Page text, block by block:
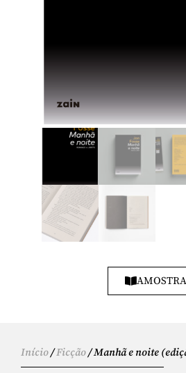
AMOSTRA
Início/Ficção/ Manhã e noite